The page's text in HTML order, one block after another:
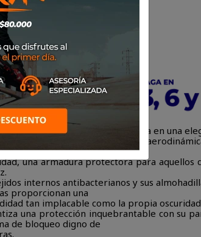
Shark
RS es potencia bruta envuelta en una
audazmente las leyes de la
multiaxial a la
una armadura protectora para aquellos
internos antibacterianos y sus
proporcionan una
tan implacable como la propia
una protección inquebrantable con su
de bloqueo digno de